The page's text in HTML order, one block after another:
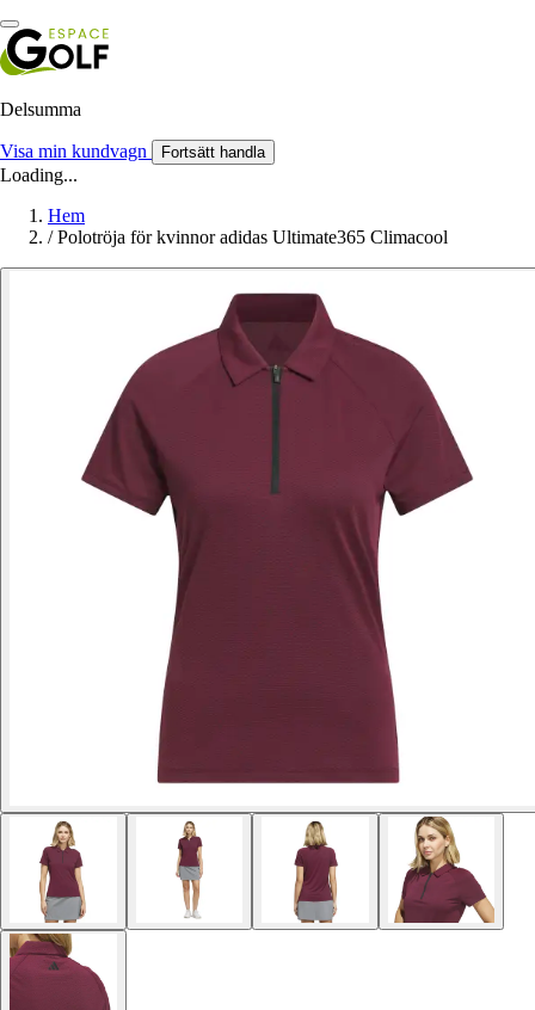
Delsumma
Visa min kundvagn Fortsätt handla
Loading...
Hem
/ Polotröja för kvinnor adidas Ultimate365 Climacool